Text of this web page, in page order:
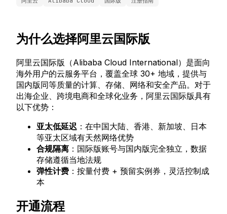
为什么选择阿里云国际版
阿里云国际版（Alibaba Cloud International）是面向
海外用户的云服务平台，覆盖全球 30+ 地域，提供与
国内版同等质量的计算、存储、网络和安全产品。对于
出海企业、跨境电商和全球化业务，阿里云国际版具有
以下优势：
亚太低延迟 ：在中国大陆、香港、新加坡、日本
等亚太区域有天然网络优势
合规隔离 ：国际版账号与国内版完全独立，数据
存储遵循当地法规
弹性计费 ：按量付费 + 预留实例券，灵活控制成
本
开通流程